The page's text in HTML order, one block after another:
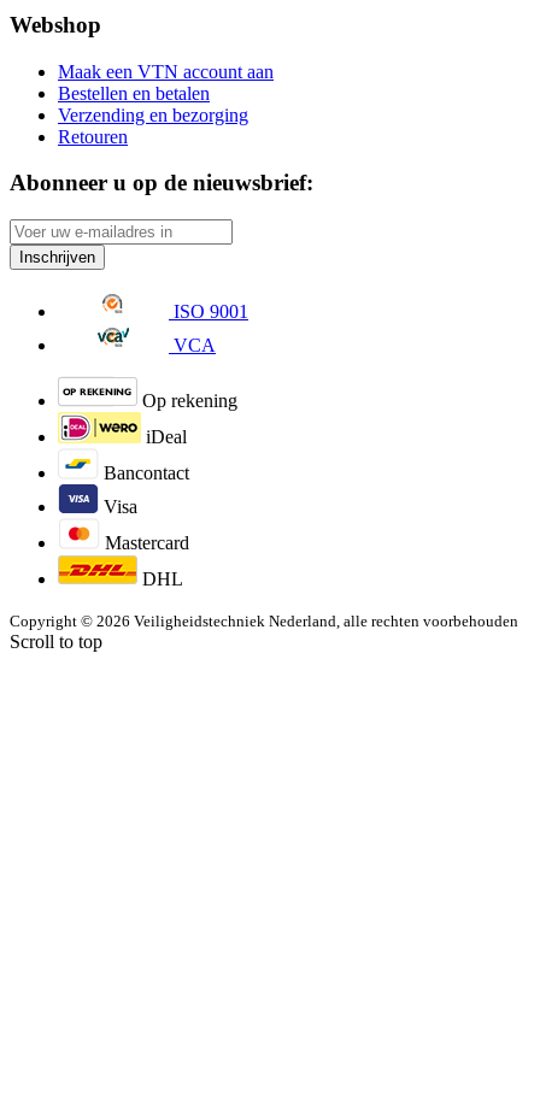
Webshop
Maak een VTN account aan
Bestellen en betalen
Verzending en bezorging
Retouren
Abonneer u op de nieuwsbrief:
Inschrijven
ISO 9001
VCA
Op rekening
iDeal
Bancontact
Visa
Mastercard
DHL
Copyright © 2026 Veiligheidstechniek Nederland, alle rechten voorbehouden
Scroll to top